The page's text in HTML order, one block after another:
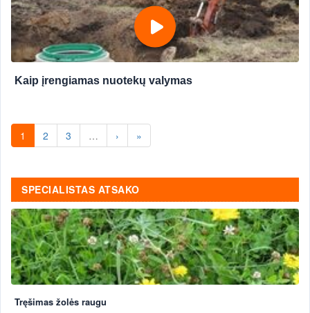
Kaip įrengiamas nuotekų valymas
1 2 3 … › »
SPECIALISTAS ATSAKO
Tręšimas žolės raugu